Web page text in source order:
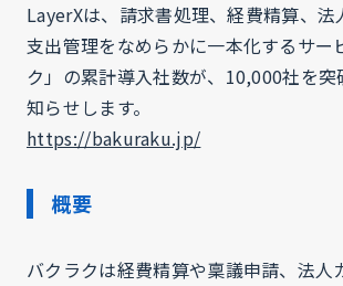
LayerXは、請求書処理、経費精算、法
支出管理をなめらかに一本化するサー
ク」の累計導入社数が、10,000社を
知らせします。
https://bakuraku.jp/
概要
バクラクは経費精算や稟議申請、法人